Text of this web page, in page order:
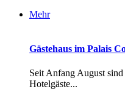
Mehr
Gästehaus im Palais
Seit Anfang August
Hotelgäste...